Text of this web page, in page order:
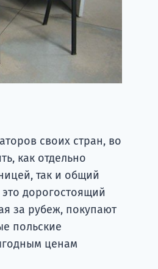
своих стран, во
как отдельно
так и общий
дорогостоящий
за рубеж, покупают
польские
ценам